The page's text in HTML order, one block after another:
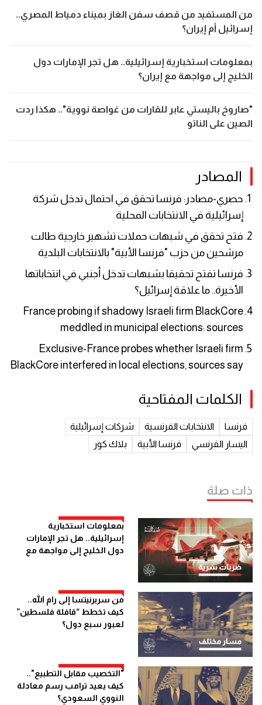
من المستفيد من قصف سفن الغاز بميناء دمياط المصري..
إسرائيل أم إيران؟
بمعلومات استخبارية إسرائيلية.. هل تجر الإمارات دول
الخليج إلى مواجهة مع إيران؟
"صاروخ باليستي عابر للقارات من غواصة نووية".. هكذا ردت
الصين على الناتو
المصادر
حصري-مصادر: فرنسا تحقق في احتمال تدخل شركة
إسرائيلية في الانتخابات المحلية
فتح تحقق في شبهات حملات تشهير خارجية طالت
مرشحين من حزب "فرنسا الأبية" بالانتخابات البلدية
فرنسا تفتح تحقيقا بشبهات تدخل أجنبي في انتخاباتها
الأخيرة.. ما علاقة إسرائيل؟
France probing if shadowy Israeli firm BlackCore
meddled in municipal elections: sources
Exclusive-France probes whether Israeli firm
BlackCore interfered in local elections, sources say
الكلمات المفتاحية
فرنسا الانتخابات الفرنسية
شركات إسرائيلية
اليسار الفرنسي
فرنسا الأبية بلاك كور
ذات صلة
بمعلومات استخبارية
إسرائيلية.. هل تجر الإمارات
دول الخليج إلى مواجهة مع
من سربرنيتسا إلى رام الله..
كيف تخطط “قافلة فلسطين”
لعبور سبع دول؟
"التخصيب مقابل التطبيع"..
كيف يعيد ترامب رسم معادلة
النووي السعودي؟